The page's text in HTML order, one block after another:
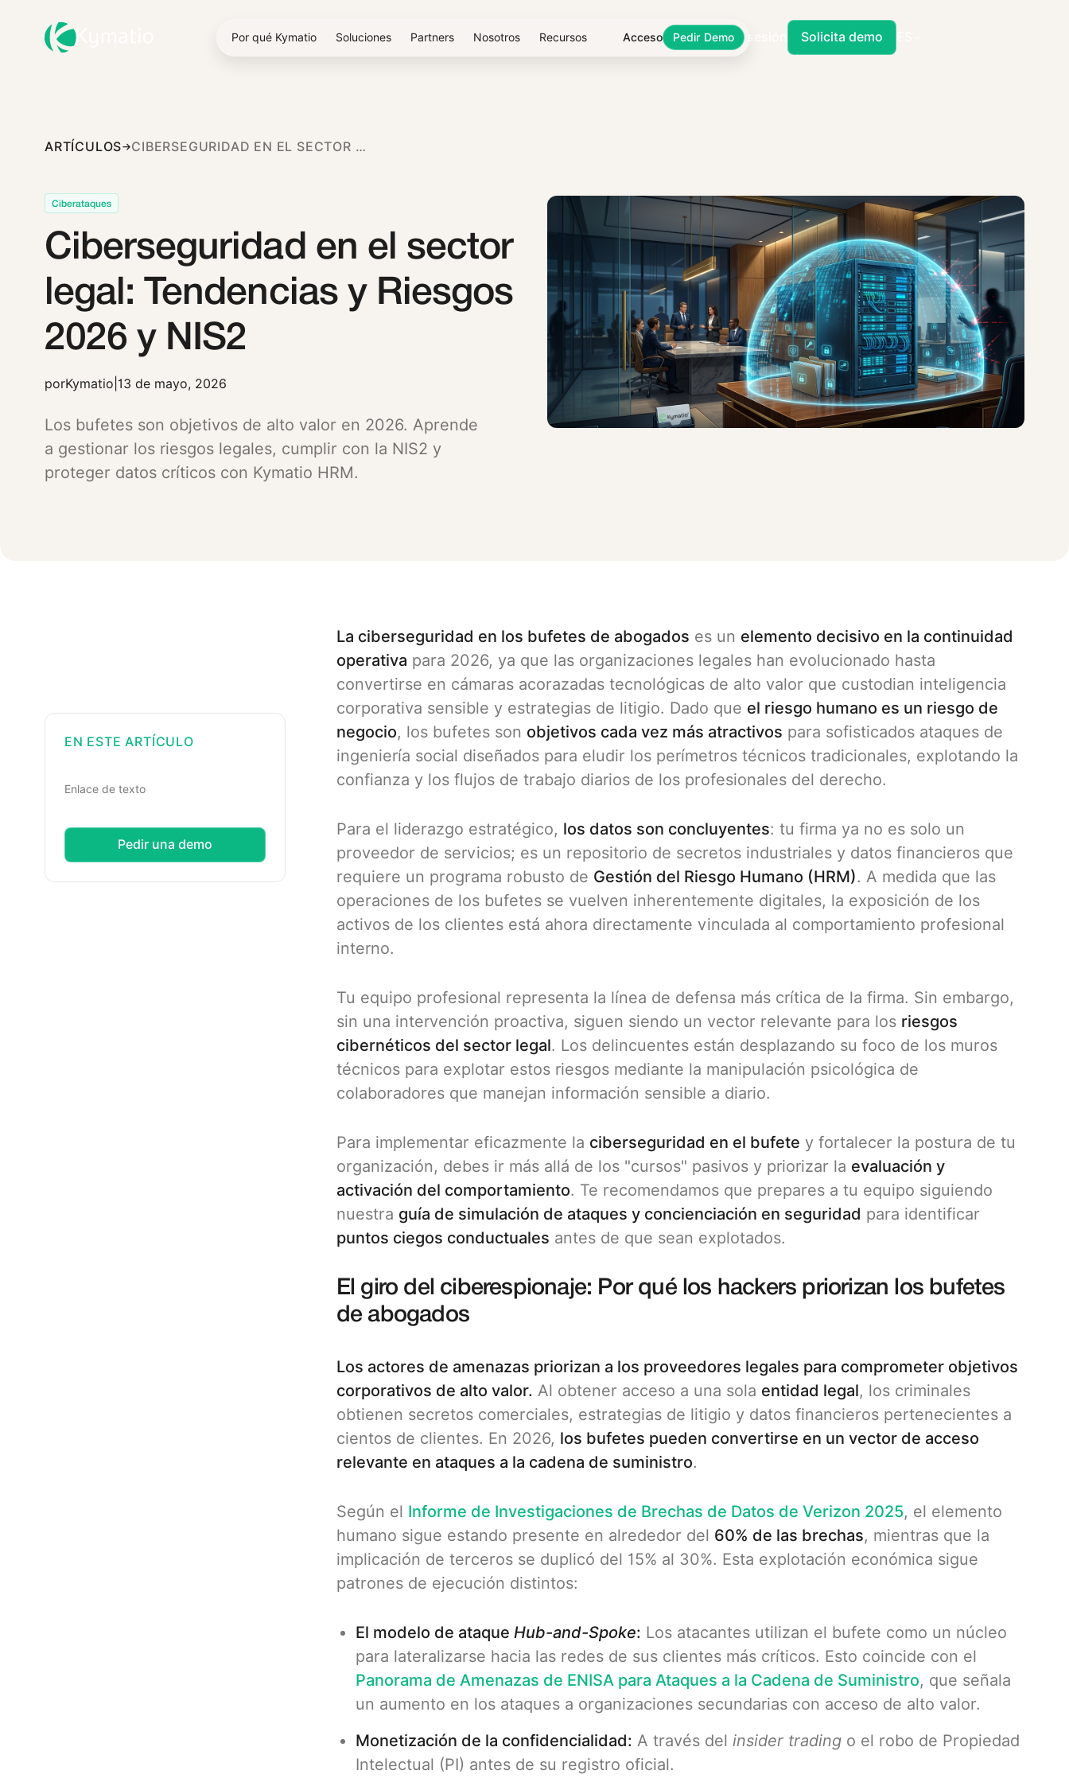
Por qué Kymatio Soluciones Partners Nosotros Recursos Acceso Pedir DemoIniciar sesión Solicita demo
ARTÍCULOS CIBERSEGURIDAD EN EL SECTOR LEGAL: TENDENCIAS Y RIESGOS 2026 Y NIS2
Ciberataques
Ciberseguridad en el sector
legal: Tendencias y Riesgos
2026 y NIS2
porKymatio 13 de mayo, 2026
Los bufetes son objetivos de alto valor en 2026. Aprende
a gestionar los riesgos legales, cumplir con la NIS2 y
proteger datos críticos con Kymatio HRM.
EN ESTE ARTÍCULO
Enlace de texto
Pedir una demo
La ciberseguridad en los bufetes de abogados es un elemento decisivo en la continuidad
operativa para 2026, ya que las organizaciones legales han evolucionado hasta
convertirse en cámaras acorazadas tecnológicas de alto valor que custodian inteligencia
corporativa sensible y estrategias de litigio. Dado que el riesgo humano es un riesgo de
negocio, los bufetes son objetivos cada vez más atractivos para sofisticados ataques de
ingeniería social diseñados para eludir los perímetros técnicos tradicionales, explotando la
confianza y los flujos de trabajo diarios de los profesionales del derecho.
Para el liderazgo estratégico, los datos son concluyentes: tu firma ya no es solo un
proveedor de servicios; es un repositorio de secretos industriales y datos financieros que
requiere un programa robusto de Gestión del Riesgo Humano (HRM). A medida que las
operaciones de los bufetes se vuelven inherentemente digitales, la exposición de los
activos de los clientes está ahora directamente vinculada al comportamiento profesional
interno.
Tu equipo profesional representa la línea de defensa más crítica de la firma. Sin embargo,
sin una intervención proactiva, siguen siendo un vector relevante para los riesgos
cibernéticos del sector legal. Los delincuentes están desplazando su foco de los muros
técnicos para explotar estos riesgos mediante la manipulación psicológica de
colaboradores que manejan información sensible a diario.
Para implementar eficazmente la ciberseguridad en el bufete y fortalecer la postura de tu
organización, debes ir más allá de los "cursos" pasivos y priorizar la evaluación y
activación del comportamiento. Te recomendamos que prepares a tu equipo siguiendo
nuestra guía de simulación de ataques y concienciación en seguridad para identificar
puntos ciegos conductuales antes de que sean explotados.
El giro del ciberespionaje: Por qué los hackers priorizan los bufetes
de abogados
Los actores de amenazas priorizan a los proveedores legales para comprometer objetivos
corporativos de alto valor. Al obtener acceso a una sola entidad legal, los criminales
obtienen secretos comerciales, estrategias de litigio y datos financieros pertenecientes a
cientos de clientes. En 2026, los bufetes pueden convertirse en un vector de acceso
relevante en ataques a la cadena de suministro.
Según el Informe de Investigaciones de Brechas de Datos de Verizon 2025, el elemento
humano sigue estando presente en alrededor del 60% de las brechas, mientras que la
implicación de terceros se duplicó del 15% al 30%. Esta explotación económica sigue
patrones de ejecución distintos:
El modelo de ataque Hub-and-Spoke: Los atacantes utilizan el bufete como un núcleo
para lateralizarse hacia las redes de sus clientes más críticos. Esto coincide con el
Panorama de Amenazas de ENISA para Ataques a la Cadena de Suministro, que señala
un aumento en los ataques a organizaciones secundarias con acceso de alto valor.
Monetización de la confidencialidad: A través del insider tradingo el robo de Propiedad
Intelectual (PI) antes de su registro oficial.